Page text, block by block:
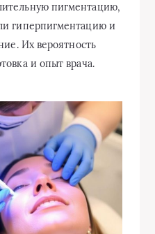
пигментацию,
гиперпигментацию и
Их вероятность
и опыт врача.